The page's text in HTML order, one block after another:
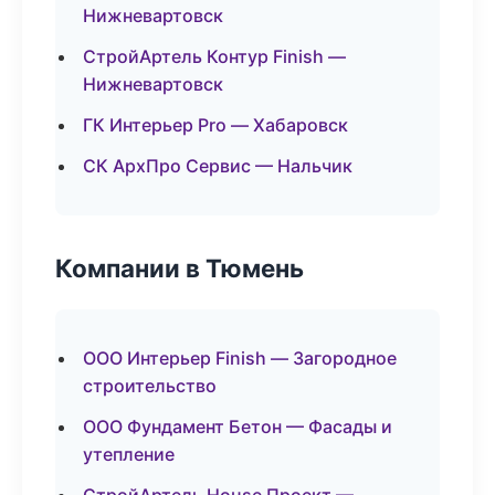
Нижневартовск
СтройАртель Контур Finish —
Нижневартовск
ГК Интерьер Pro — Хабаровск
СК АрхПро Сервис — Нальчик
Компании в Тюмень
ООО Интерьер Finish — Загородное
строительство
ООО Фундамент Бетон — Фасады и
утепление